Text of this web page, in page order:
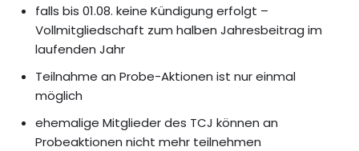
falls bis 01.08. keine Kündigung erfolgt –
Vollmitgliedschaft zum halben Jahresbeitrag im
laufenden Jahr
Teilnahme an Probe-Aktionen ist nur einmal
möglich
ehemalige Mitglieder des TCJ können an
Probeaktionen nicht mehr teilnehmen